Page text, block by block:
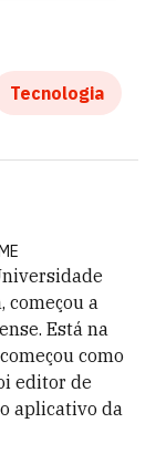
Tecnologia
começou a
Está na
como
editor de
aplicativo da